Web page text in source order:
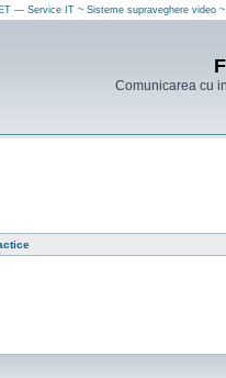
— Service IT ~ Sisteme supraveghere video
Comunicarea cu